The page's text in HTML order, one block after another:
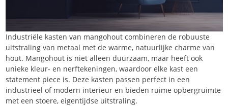
Industriële kasten van mangohout combineren de robuuste
uitstraling van metaal met de warme, natuurlijke charme van
hout. Mangohout is niet alleen duurzaam, maar heeft ook
unieke kleur- en nerftekeningen, waardoor elke kast een
statement piece is. Deze kasten passen perfect in een
industrieel of modern interieur en bieden ruime opbergruimte
met een stoere, eigentijdse uitstraling.